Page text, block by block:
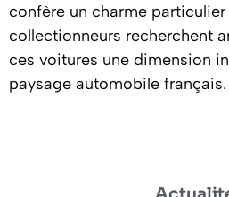
confère un charme particulier
collectionneurs recherchent
ces voitures une dimension
paysage automobile français.